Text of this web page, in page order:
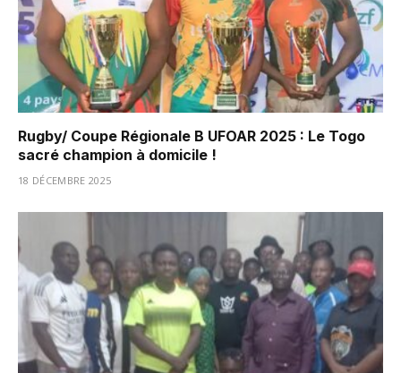
Rugby/ Coupe Régionale B UFOAR 2025 : Le Togo
sacré champion à domicile !
18 DÉCEMBRE 2025